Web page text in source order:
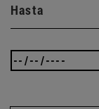
Hasta